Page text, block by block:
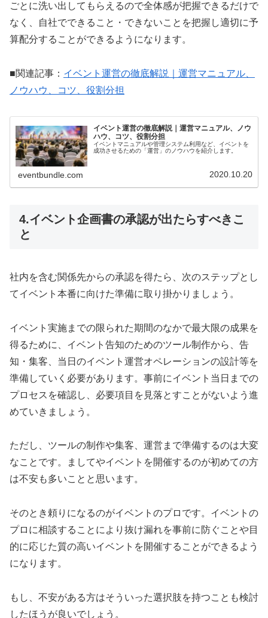
ごとに洗い出してもらえるので全体感が把握できるだけで
なく、自社でできること・できないことを把握し適切に予
算配分することができるようになります。
■関連記事： イベント運営の徹底解説｜運営マニュアル、
ノウハウ、コツ、役割分担
イベント運営の徹底解説｜運営マニュアル、ノウ
ハウ、コツ、役割分担
イベントマニュアルや管理システム利用など、イベントを
成功させるための「運営」のノウハウを紹介します。
eventbundle.com 2020.10.20
4.イベント企画書の承認が出たらすべきこ
と
社内を含む関係先からの承認を得たら、次のステップとし
てイベント本番に向けた準備に取り掛かりましょう。
イベント実施までの限られた期間のなかで最大限の成果を
得るために、イベント告知のためのツール制作から、告
知・集客、当日のイベント運営オペレーションの設計等を
準備していく必要があります。事前にイベント当日までの
プロセスを確認し、必要項目を見落とすことがないよう進
めていきましょう。
ただし、ツールの制作や集客、運営まで準備するのは大変
なことです。ましてやイベントを開催するのが初めての方
は不安も多いことと思います。
そのとき頼りになるのがイベントのプロです。イベントの
プロに相談することにより抜け漏れを事前に防ぐことや目
的に応じた質の高いイベントを開催することができるよう
になります。
もし、不安がある方はそういった選択肢を持つことも検討
したほうが良いでしょう。